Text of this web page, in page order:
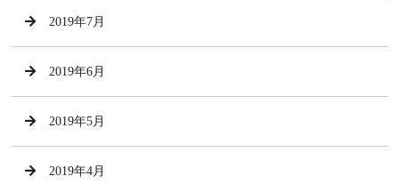
2019年7月
2019年6月
2019年5月
2019年4月